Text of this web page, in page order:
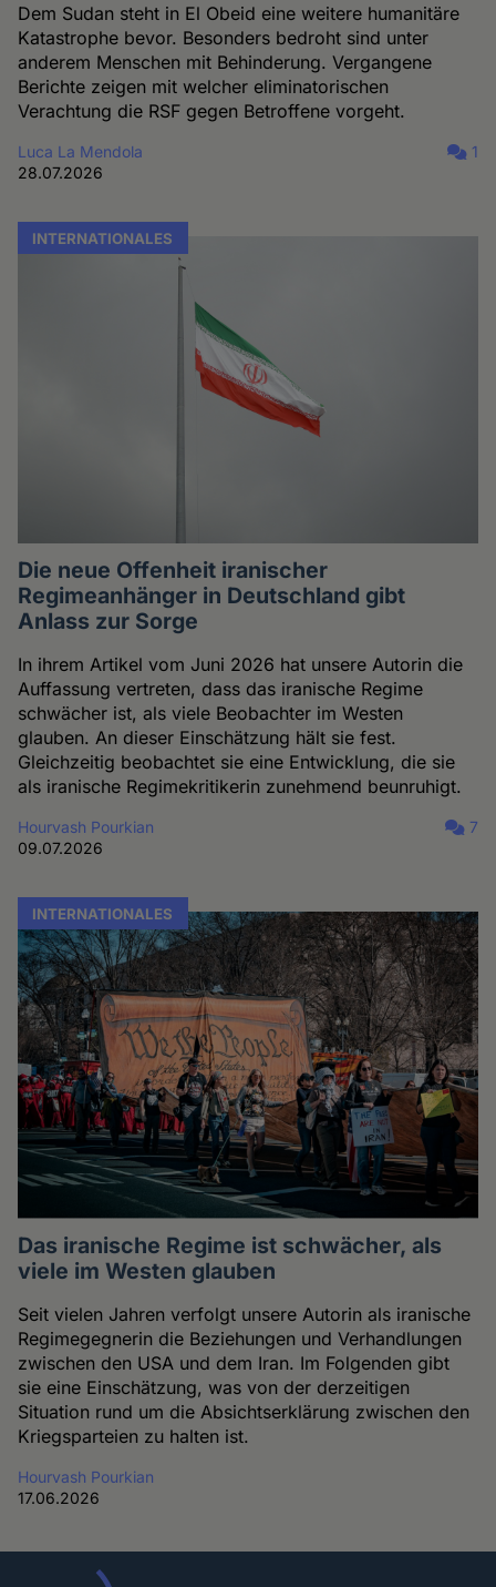
Dem Sudan steht in El Obeid eine weitere humanitäre
Katastrophe bevor. Besonders bedroht sind unter
anderem Menschen mit Behinderung. Vergangene
Berichte zeigen mit welcher eliminatorischen
Verachtung die RSF gegen Betroffene vorgeht.
Luca La Mendola
28.07.2026
1
INTERNATIONALES
Die neue Offenheit iranischer
Regimeanhänger in Deutschland gibt
Anlass zur Sorge
In ihrem Artikel vom Juni 2026 hat unsere Autorin die
Auffassung vertreten, dass das iranische Regime
schwächer ist, als viele Beobachter im Westen
glauben. An dieser Einschätzung hält sie fest.
Gleichzeitig beobachtet sie eine Entwicklung, die sie
als iranische Regimekritikerin zunehmend beunruhigt.
Hourvash Pourkian
09.07.2026
7
INTERNATIONALES
Das iranische Regime ist schwächer, als
viele im Westen glauben
Seit vielen Jahren verfolgt unsere Autorin als iranische
Regimegegnerin die Beziehungen und Verhandlungen
zwischen den USA und dem Iran. Im Folgenden gibt
sie eine Einschätzung, was von der derzeitigen
Situation rund um die Absichtserklärung zwischen den
Kriegsparteien zu halten ist.
Hourvash Pourkian
17.06.2026